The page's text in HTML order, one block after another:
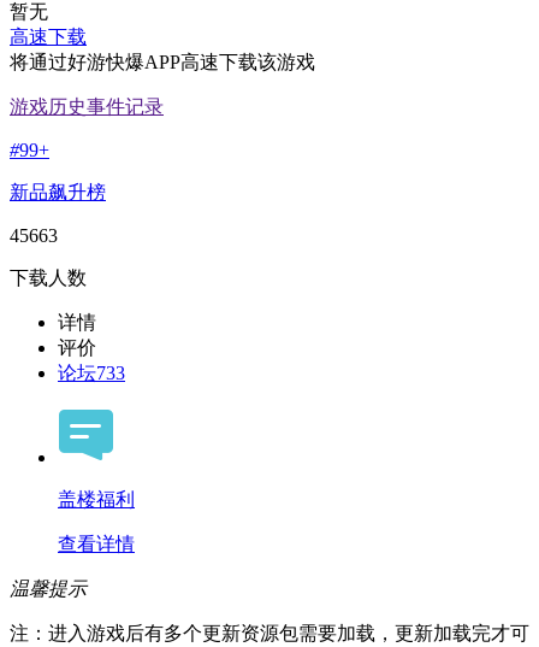
暂无
高速下载
将通过好游快爆APP高速下载该游戏
游戏历史事件记录
#99+
新品飙升榜
45663
下载人数
详情
评价
论坛733
盖楼福利
查看详情
温馨提示
注：进入游戏后有多个更新资源包需要加载，更新加载完才可